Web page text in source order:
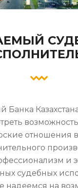
отношения
и
судебных
надеемся на